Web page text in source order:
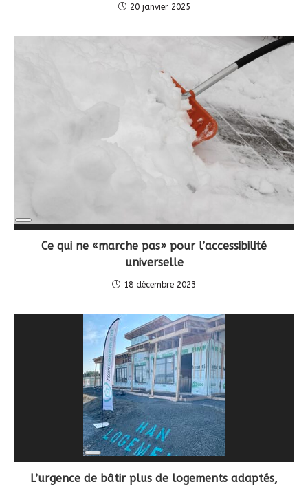
20 janvier 2025
Long
Ce qui ne «marche pas» pour l’accessibilité
universelle
18 décembre 2023
Long
L’urgence de bâtir plus de logements adaptés,